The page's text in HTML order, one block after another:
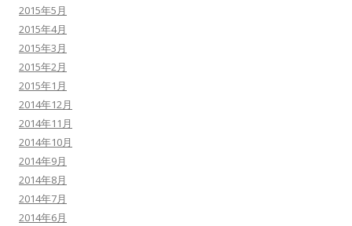
2015年5月
2015年4月
2015年3月
2015年2月
2015年1月
2014年12月
2014年11月
2014年10月
2014年9月
2014年8月
2014年7月
2014年6月